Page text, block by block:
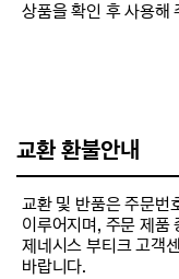
상품을 확인 후 사용해
교환 환불안내
교환 및 반품은 주문번
이루어지며, 주문 제품
제네시스 부티크 고객
바랍니다.